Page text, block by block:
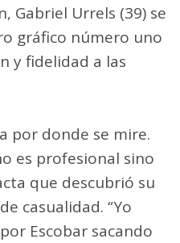
Gabriel Urrels (39) se
gráfico número uno
y fidelidad a las
por donde se mire.
es profesional sino
que descubrió su
casualidad. “Yo
Escobar sacando